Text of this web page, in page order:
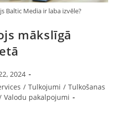
Baltic Media ir laba izvēle?
mākslīgā
2024
/ Tulkojumi / Tulkošanas
Valodu pakalpojumi